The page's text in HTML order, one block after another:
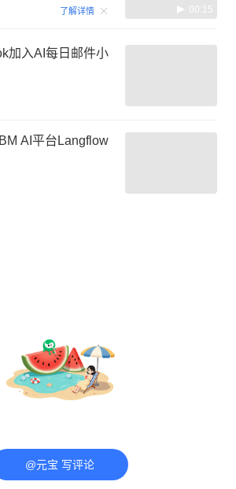
了解详情 00:15
加入AI每日邮件小
AI平台Langflow
@元宝 写评论